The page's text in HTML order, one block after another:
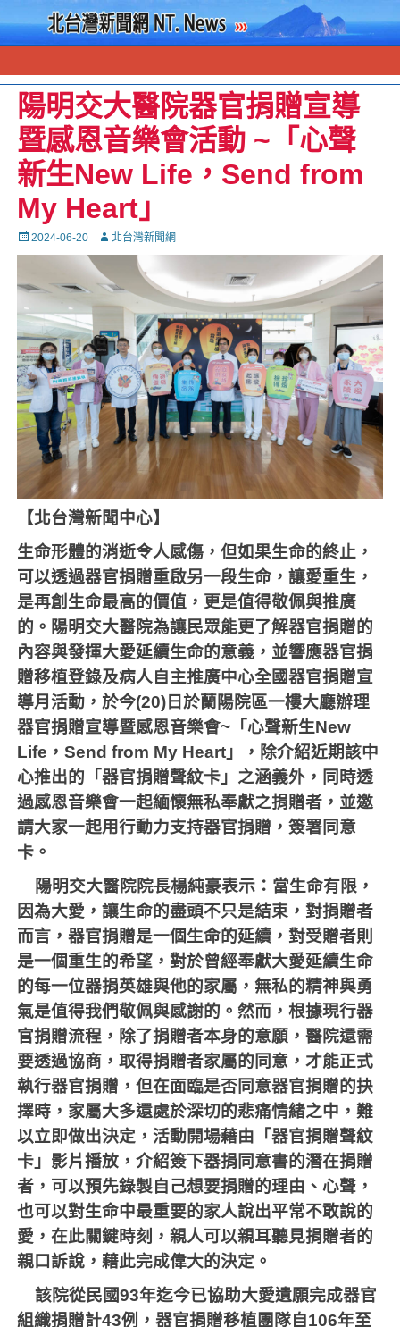
陽明交大醫院器官捐贈宣導
暨感恩音樂會活動 ~「心聲
新生New Life，Send from
My Heart」
Posted
on
2024-06-20 Autor北台灣新聞網
【北台灣新聞中心】
生命形體的消逝令人感傷，但如果生命的終止，
可以透過器官捐贈重啟另一段生命，讓愛重生，
是再創生命最高的價值，更是值得敬佩與推廣
的。陽明交大醫院為讓民眾能更了解器官捐贈的
內容與發揮大愛延續生命的意義，並響應器官捐
贈移植登錄及病人自主推廣中心全國器官捐贈宣
導月活動，於今(20) 日於蘭陽院區一樓大廳辦理
器官捐贈宣導暨感恩音樂會~ 「心聲新生New
Life ，Send from My Heart 」，除介紹近期該中
心推出的「器官捐贈聲紋卡」之涵義外，同時透
過感恩音樂會一起緬懷無私奉獻之捐贈者，並邀
請大家一起用行動力支持器官捐贈，簽署同意
卡。
陽明交大醫院院長楊純豪表示：當生命有限，
因為大愛，讓生命的盡頭不只是結束，對捐贈者
而言，器官捐贈是一個生命的延續，對受贈者則
是一個重生的希望，對於曾經奉獻大愛延續生命
的每一位器捐英雄與他的家屬，無私的精神與勇
氣是值得我們敬佩與感謝的。然而，根據現行器
官捐贈流程，除了捐贈者本身的意願，醫院還需
要透過協商，取得捐贈者家屬的同意，才能正式
執行器官捐贈，但在面臨是否同意器官捐贈的抉
擇時，家屬大多還處於深切的悲痛情緒之中，難
以立即做出決定，活動開場藉由「器官捐贈聲紋
卡」影片播放，介紹簽下器捐同意書的潛在捐贈
者，可以預先錄製自己想要捐贈的理由、心聲，
也可以對生命中最重要的家人說出平常不敢說的
愛，在此關鍵時刻，親人可以親耳聽見捐贈者的
親口訴說，藉此完成偉大的決定。
該院從民國93年迄今已協助大愛遺願完成器官
組織捐贈計43例，器官捐贈移植團隊自106年至